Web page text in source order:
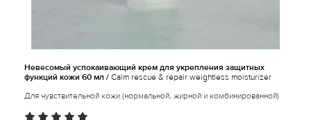
Невесомый успокаивающий крем для укрепления защитных
функций кожи 60 мл / Calm rescue & repair weightless moisturizer
Для чувствительной кожи (нормальной, жирной и комбинированной)